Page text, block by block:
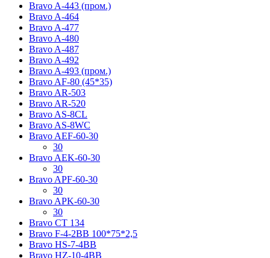
Bravo A-443 (пром.)
Bravo A-464
Bravo A-477
Bravo A-480
Bravo A-487
Bravo A-492
Bravo A-493 (пром.)
Bravo AF-80 (45*35)
Bravo AR-503
Bravo AR-520
Bravo AS-8CL
Bravo AS-8WC
Bravo AЕF-60-30
30
Bravo AЕK-60-30
30
Bravo AРF-60-30
30
Bravo AРK-60-30
30
Bravo CT 134
Bravo F-4-2BB 100*75*2,5
Bravo HS-7-4BB
Bravo HZ-10-4BB